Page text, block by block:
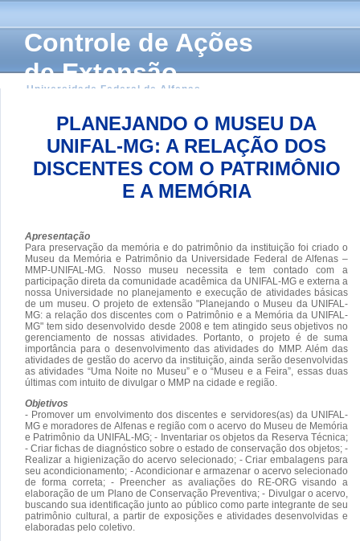
Controle de Ações
de Extensão
Universidade Federal de Alfenas
PLANEJANDO O MUSEU DA
UNIFAL-MG: A RELAÇÃO DOS
DISCENTES COM O PATRIMÔNIO
E A MEMÓRIA
Apresentação
Para preservação da memória e do patrimônio da instituição foi criado o
Museu da Memória e Patrimônio da Universidade Federal de Alfenas –
MMP-UNIFAL-MG. Nosso museu necessita e tem contado com a
participação direta da comunidade acadêmica da UNIFAL-MG e externa a
nossa Universidade no planejamento e execução de atividades básicas
de um museu. O projeto de extensão "Planejando o Museu da UNIFAL-
MG: a relação dos discentes com o Patrimônio e a Memória da UNIFAL-
MG" tem sido desenvolvido desde 2008 e tem atingido seus objetivos no
gerenciamento de nossas atividades. Portanto, o projeto é de suma
importância para o desenvolvimento das atividades do MMP. Além das
atividades de gestão do acervo da instituição, ainda serão desenvolvidas
as atividades “Uma Noite no Museu” e o “Museu e a Feira”, essas duas
últimas com intuito de divulgar o MMP na cidade e região.
Objetivos
- Promover um envolvimento dos discentes e servidores(as) da UNIFAL-
MG e moradores de Alfenas e região com o acervo do Museu de Memória
e Patrimônio da UNIFAL-MG; - Inventariar os objetos da Reserva Técnica;
- Criar fichas de diagnóstico sobre o estado de conservação dos objetos; -
Realizar a higienização do acervo selecionado; - Criar embalagens para
seu acondicionamento; - Acondicionar e armazenar o acervo selecionado
de forma correta; - Preencher as avaliações do RE-ORG visando a
elaboração de um Plano de Conservação Preventiva; - Divulgar o acervo,
buscando sua identificação junto ao público como parte integrante de seu
patrimônio cultural, a partir de exposições e atividades desenvolvidas e
elaboradas pelo coletivo.